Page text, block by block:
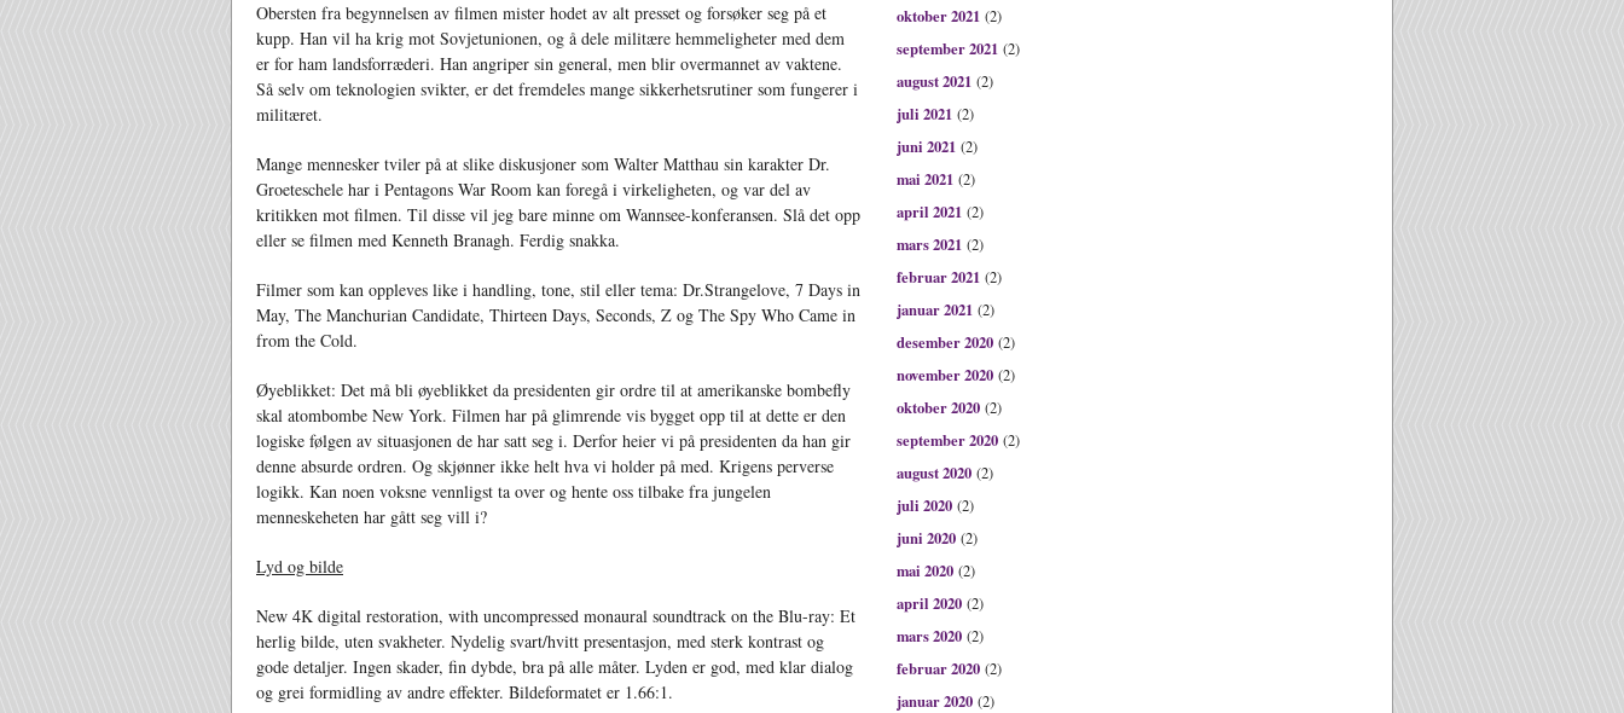
Obersten fra begynnelsen av filmen mister hodet av alt presset og forsøker seg på et
kupp. Han vil ha krig mot Sovjetunionen, og å dele militære hemmeligheter med dem
er for ham landsforræderi. Han angriper sin general, men blir overmannet av vaktene.
Så selv om teknologien svikter, er det fremdeles mange sikkerhetsrutiner som fungerer i
militæret.
Mange mennesker tviler på at slike diskusjoner som Walter Matthau sin karakter Dr.
Groeteschele har i Pentagons War Room kan foregå i virkeligheten, og var del av
kritikken mot filmen. Til disse vil jeg bare minne om Wannsee-konferansen. Slå det opp
eller se filmen med Kenneth Branagh. Ferdig snakka.
Filmer som kan oppleves like i handling, tone, stil eller tema: Dr.Strangelove, 7 Days in
May, The Manchurian Candidate, Thirteen Days, Seconds, Z og The Spy Who Came in
from the Cold.
Øyeblikket: Det må bli øyeblikket da presidenten gir ordre til at amerikanske bombefly
skal atombombe New York. Filmen har på glimrende vis bygget opp til at dette er den
logiske følgen av situasjonen de har satt seg i. Derfor heier vi på presidenten da han gir
denne absurde ordren. Og skjønner ikke helt hva vi holder på med. Krigens perverse
logikk. Kan noen voksne vennligst ta over og hente oss tilbake fra jungelen
menneskeheten har gått seg vill i?
Lyd og bilde
New 4K digital restoration, with uncompressed monaural soundtrack on the Blu-ray: Et
herlig bilde, uten svakheter. Nydelig svart/hvitt presentasjon, med sterk kontrast og
gode detaljer. Ingen skader, fin dybde, bra på alle måter. Lyden er god, med klar dialog
og grei formidling av andre effekter. Bildeformatet er 1.66:1.
oktober 2021 (2)
september 2021 (2)
august 2021 (2)
juli 2021 (2)
juni 2021 (2)
mai 2021 (2)
april 2021 (2)
mars 2021 (2)
februar 2021 (2)
januar 2021 (2)
desember 2020 (2)
november 2020 (2)
oktober 2020 (2)
september 2020 (2)
august 2020 (2)
juli 2020 (2)
juni 2020 (2)
mai 2020 (2)
april 2020 (2)
mars 2020 (2)
februar 2020 (2)
januar 2020 (2)